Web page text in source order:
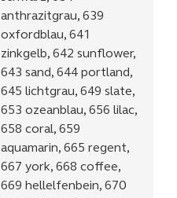
anthrazitgrau, 639
oxfordblau, 641
zinkgelb, 642 sunflower,
643 sand, 644 portland,
645 lichtgrau, 649 slate,
653 ozeanblau, 656 lilac,
658 coral, 659
aquamarin, 665 regent,
667 york, 668 coffee,
669 hellelfenbein, 670